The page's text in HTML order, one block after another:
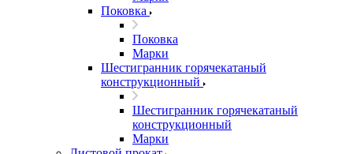
Поковка
Поковка
Марки
Шестигранник горячекатаный
конструкционный
Шестигранник горячекатаный
конструкционный
Марки